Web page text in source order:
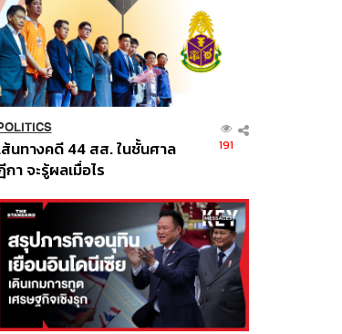
ส้นทางคดี 44 สส. ในชั้นศาล
กา จะรู้ผลเมื่อไร
191